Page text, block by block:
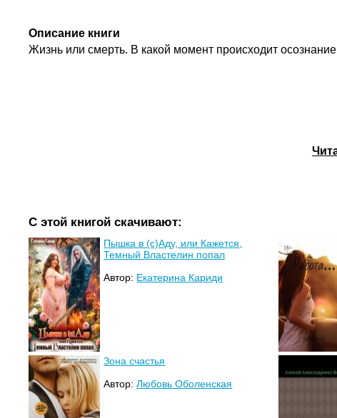
Описание книги
Жизнь или смерть. В какой момент происходит
С этой книгой скачивают:
Пышка в (с)Аду, или Кажется,
Темный Властелин попал
Автор: Екатерина Кариди
Зона счастья
Автор:Любовь Оболенская